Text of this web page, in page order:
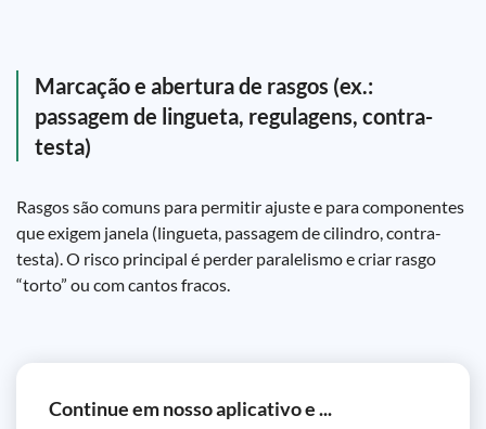
Marcação e abertura de rasgos (ex.:
passagem de lingueta, regulagens, contra-
testa)
Rasgos são comuns para permitir ajuste e para componentes
que exigem janela (lingueta, passagem de cilindro, contra-
testa). O risco principal é perder paralelismo e criar rasgo
“torto” ou com cantos fracos.
Continue em nosso aplicativo e ...